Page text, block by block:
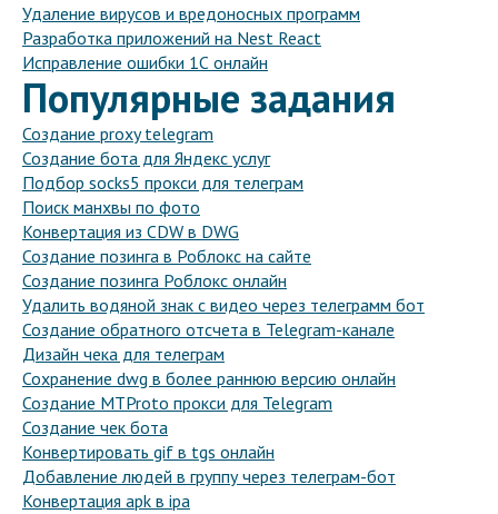
Удаление вирусов и вредоносных программ
Разработка приложений на Nest React
Исправление ошибки 1С онлайн
Популярные задания
Создание proxy telegram
Создание бота для Яндекс услуг
Подбор socks5 прокси для телеграм
Поиск манхвы по фото
Конвертация из CDW в DWG
Создание позинга в Роблокс на сайте
Создание позинга Роблокс онлайн
Удалить водяной знак с видео через телеграмм бот
Создание обратного отсчета в Telegram-канале
Дизайн чека для телеграм
Сохранение dwg в более раннюю версию онлайн
Создание MTProto прокси для Telegram
Создание чек бота
Конвертировать gif в tgs онлайн
Добавление людей в группу через телеграм-бот
Конвертация apk в ipa